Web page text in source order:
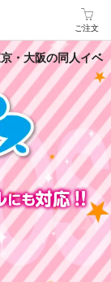
ご注文
・大阪の同人イベ